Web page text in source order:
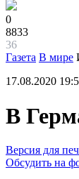
0
8833
36
Газета В мире
17.08.2020
В
Версия для
Обсудить на